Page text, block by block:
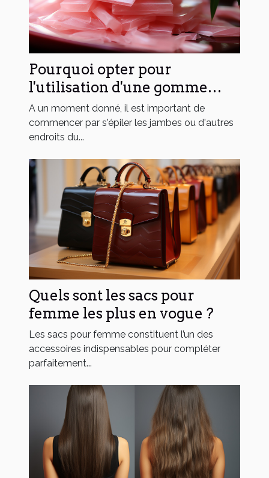
Pourquoi opter pour
l'utilisation d'une gomme
dépilatoire ?
A un moment donné, il est important de
commencer par s'épiler les jambes ou d'autres
endroits du...
Quels sont les sacs pour
femme les plus en vogue ?
Les sacs pour femme constituent l’un des
accessoires indispensables pour compléter
parfaitement...